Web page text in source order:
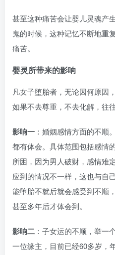
甚至这种痛苦会让婴儿灵魂产
鬼的时候，这种记忆不断地重
痛苦。
婴灵所带来的影响
凡女子堕胎者，无论因何原因
如果不去尊重，不去化解，往
影响一 ：婚姻感情方面的不顺
都有体会。具体范围包括感情
所困，因为男人破财，感情难
应到的情况不一样，这也与自
能堕胎不就后就会感受到不顺
甚至多年后才体会到。
影响二 ：子女运的不顺，举一
一位缘主，目前已经60多岁，